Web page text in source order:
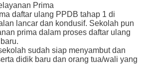
Prima
daftar ulang PPDB tahap 1 di
lancar dan kondusif. Sekolah pun
prima dalam proses daftar ulang
sudah siap menyambut dan
didik baru dan orang tua/wali yang